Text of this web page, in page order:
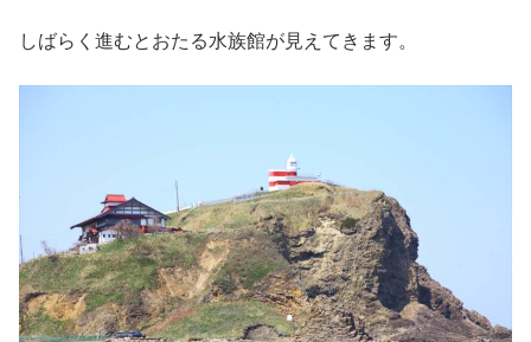
しばらく進むとおたる水族館が見えてきます。